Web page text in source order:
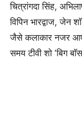
चित्रांगदा सिंह,
विपिन भारद्वाज, जेन
जैसे कलाकार नजर
समय टीवी शो ‘बिग